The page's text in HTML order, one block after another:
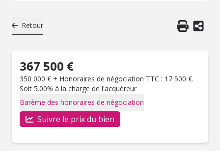
Retour
367 500 €
350 000 € + Honoraires de négociation TTC : 17 500 €.
Soit 5.00% à la charge de l'acquéreur
Barème des honoraires de négociation
Suivre le prix du bien